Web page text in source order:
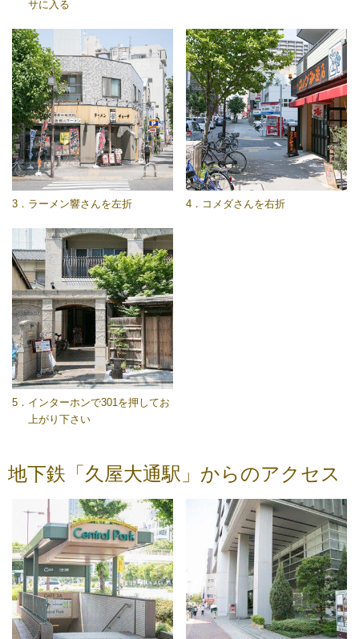
サに入る
3．ラーメン響さんを左折 4．コメダさんを右折
5．インターホンで301を押してお
上がり下さい
地下鉄「久屋大通駅」からのアクセス